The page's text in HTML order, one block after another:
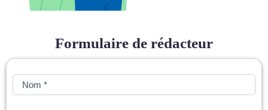
Formulaire de rédacteur